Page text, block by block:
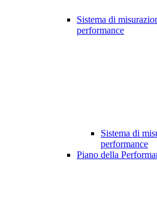
Sistema di
performance
Sistema di
performance
Piano della